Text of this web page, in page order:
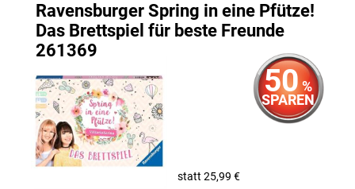
Ravensburger Spring in eine Pfütze!
Das Brettspiel für beste Freunde
261369
50 %
SPAREN
statt 25,99 €